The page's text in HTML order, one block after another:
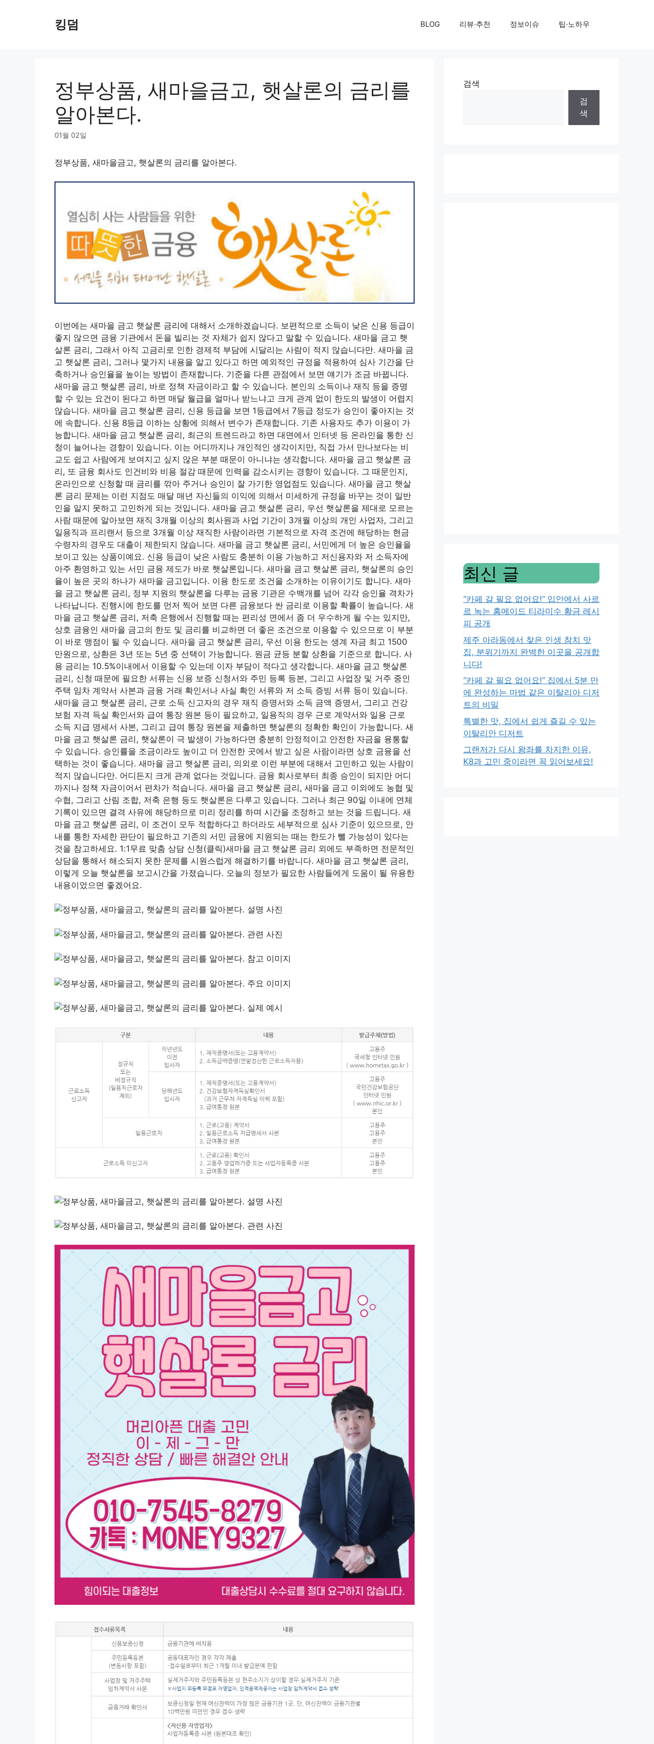
킹덤 BLOG 리뷰·추천 정보이슈 팁·노하우
정부상품, 새마을금고, 햇살론의 금리를
알아본다.
01월 02일
정부상품, 새마을금고, 햇살론의 금리를 알아본다.
이번에는 새마을 금고 햇살론 금리에 대해서 소개하겠습니다. 보편적으로 소득이 낮은 신용 등급이
좋지 않으면 금융 기관에서 돈을 빌리는 것 자체가 쉽지 않다고 말할 수 있습니다. 새마을 금고 햇
살론 금리, 그래서 아직 고금리로 인한 경제적 부담에 시달리는 사람이 적지 않습니다만. 새마을 금
고 햇살론 금리, 그러나 몇가지 내용을 알고 있다고 하면 예외적인 규정을 적용하여 심사 기간을 단
축하거나 승인율을 높이는 방법이 존재합니다. 기준을 다른 관점에서 보면 얘기가 조금 바뀝니다.
새마을 금고 햇살론 금리, 바로 정책 자금이라고 할 수 있습니다. 본인의 소득이나 재직 등을 증명
할 수 있는 요건이 된다고 하면 매달 월급을 얼마나 받느냐고 크게 관계 없이 한도의 발생이 어렵지
않습니다. 새마을 금고 햇살론 금리, 신용 등급을 보면 1등급에서 7등급 정도가 승인이 좋아지는 것
에 속합니다. 신용 8등급 이하는 상황에 의해서 변수가 존재합니다. 기존 사용자도 추가 이용이 가
능합니다. 새마을 금고 햇살론 금리, 최근의 트렌드라고 하면 대면에서 인터넷 등 온라인을 통한 신
청이 늘어나는 경향이 있습니다. 이는 어디까지나 개인적인 생각이지만, 직접 가서 만나보다는 비
교도 쉽고 사람에게 보여지고 싶지 않은 부분 때문이 아니냐는 생각합니다. 새마을 금고 햇살론 금
리, 또 금융 회사도 인건비와 비용 절감 때문에 인력을 감소시키는 경향이 있습니다. 그 때문인지,
온라인으로 신청할 때 금리를 깎아 주거나 승인이 잘 가기한 영업점도 있습니다. 새마을 금고 햇살
론 금리 문제는 이런 지점도 매달 매년 자신들의 이익에 의해서 미세하게 규정을 바꾸는 것이 일반
인을 알지 못하고 고민하게 되는 것입니다. 새마을 금고 햇살론 금리, 우선 햇살론을 제대로 모르는
사람 때문에 알아보면 재직 3개월 이상의 회사원과 사업 기간이 3개월 이상의 개인 사업자, 그리고
일용직과 프리랜서 등으로 3개월 이상 재직한 사람이라면 기본적으로 자격 조건에 해당하는 현금
수령자의 경우도 대출이 제한되지 않습니다. 새마을 금고 햇살론 금리, 서민에게 더 높은 승인율을
보이고 있는 상품이예요. 신용 등급이 낮은 사람도 충분히 이용 가능하고 저신용자와 저 소득자에
아주 환영하고 있는 서민 금융 제도가 바로 햇살론입니다. 새마을 금고 햇살론 금리, 햇살론의 승인
율이 높은 곳의 하나가 새마을 금고입니다. 이용 한도로 조건을 소개하는 이유이기도 합니다. 새마
을 금고 햇살론 금리, 정부 지원의 햇살론을 다루는 금융 기관은 수백개를 넘어 각각 승인율 격차가
나타납니다. 진행시에 한도를 먼저 찍어 보면 다른 금융보다 싼 금리로 이용할 확률이 높습니다. 새
마을 금고 햇살론 금리, 저축 은행에서 진행할 때는 편리성 면에서 좀 더 우수하게 될 수는 있지만,
상호 금융인 새마을 금고의 한도 및 금리를 비교하면 더 좋은 조건으로 이용할 수 있으므로 이 부분
이 바로 맹점이 될 수 있습니다. 새마을 금고 햇살론 금리, 우선 이용 한도는 생계 자금 최고 1500
만원으로, 상환은 3년 또는 5년 중 선택이 가능합니다. 원금 균등 분할 상환을 기준으로 합니다. 사
용 금리는 10.5%이내에서 이용할 수 있는데 이자 부담이 적다고 생각합니다. 새마을 금고 햇살론
금리, 신청 때문에 필요한 서류는 신용 보증 신청서와 주민 등록 등본, 그리고 사업장 및 거주 중인
주택 임차 계약서 사본과 금융 거래 확인서나 사실 확인 서류와 저 소득 증빙 서류 등이 있습니다.
새마을 금고 햇살론 금리, 근로 소득 신고자의 경우 재직 증명서와 소득 금액 증명서, 그리고 건강
보험 자격 득실 확인서와 급여 통장 원본 등이 필요하고, 일용직의 경우 근로 계약서와 일용 근로
소득 지급 명세서 사본, 그리고 급여 통장 원본을 제출하면 햇살론의 정확한 확인이 가능합니다. 새
마을 금고 햇살론 금리, 햇살론이 극 발생이 가능하다면 충분히 안정적이고 안전한 자금을 융통할
수 있습니다. 승인률을 조금이라도 높이고 더 안전한 곳에서 받고 싶은 사람이라면 상호 금융을 선
택하는 것이 좋습니다. 새마을 금고 햇살론 금리, 의외로 이런 부분에 대해서 고민하고 있는 사람이
적지 않습니다만. 어디든지 크게 관계 없다는 것입니다. 금융 회사로부터 최종 승인이 되지만 어디
까지나 정책 자금이어서 편차가 적습니다. 새마을 금고 햇살론 금리, 새마을 금고 이외에도 농협 및
수협, 그리고 산림 조합, 저축 은행 등도 햇살론은 다루고 있습니다. 그러나 최근 90일 이내에 연체
기록이 있으면 결격 사유에 해당하므로 미리 정리를 하며 시간을 조정하고 보는 것을 드립니다. 새
마을 금고 햇살론 금리, 이 조건이 모두 적합하다고 하더라도 세부적으로 심사 기준이 있으므로, 안
내를 통한 자세한 판단이 필요하고 기존의 서민 금융에 지원되는 때는 한도가 뺄 가능성이 있다는
것을 참고하세요. 1:1무료 맞춤 상담 신청(클릭)새마을 금고 햇살론 금리 외에도 부족하면 전문적인
상담을 통해서 해소되지 못한 문제를 시원스럽게 해결하기를 바랍니다. 새마을 금고 햇살론 금리,
이렇게 오늘 햇살론을 보고시간을 가졌습니다. 오늘의 정보가 필요한 사람들에게 도움이 될 유용한
내용이었으면 좋겠어요.
검색
검
색
최신 글
“카페 갈 필요 없어요!” 입안에서 사르
르 녹는 홈메이드 티라미수 황금 레시
피 공개
제주 아라동에서 찾은 인생 참치 맛
집, 분위기까지 완벽한 이곳을 공개합
니다!
“카페 갈 필요 없어요!” 집에서 5분 만
에 완성하는 마법 같은 이탈리아 디저
트의 비밀
특별한 맛, 집에서 쉽게 즐길 수 있는
이탈리안 디저트
그랜저가 다시 왕좌를 차지한 이유,
K8과 고민 중이라면 꼭 읽어보세요!